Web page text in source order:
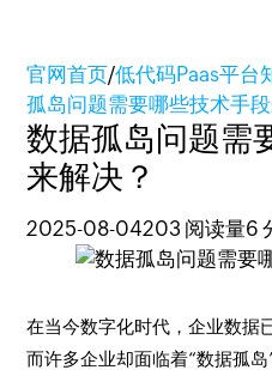
官网首页/低代码Paas平台
孤岛问题需要哪些技术手
数据孤岛问题需
来解决？
2025-08-04203 阅读量6
在当今数字化时代，企业数据
而许多企业却面临着“数据孤